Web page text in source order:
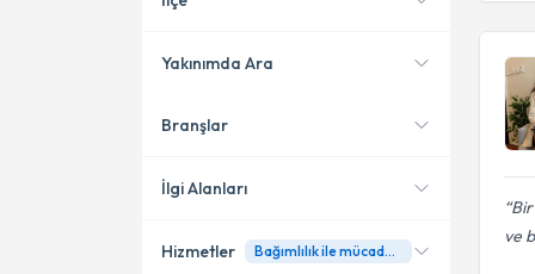
Bir
ve
Bakırköy
Şişli
Yakınımda Ara
Konumuma yakın uzmanları
Branşlar
Psikoloji
İlgi Alanları
Hizmetler Bağımlılık ile mücadele